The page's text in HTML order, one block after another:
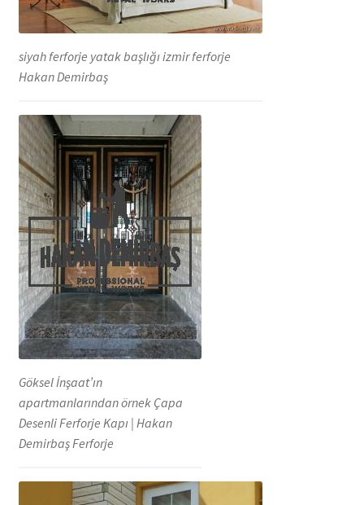
siyah ferforje yatak başlığı izmir ferforje
Hakan Demirbaş
Göksel İnşaat’ın
apartmanlarından örnek Çapa
Desenli Ferforje Kapı | Hakan
Demirbaş Ferforje